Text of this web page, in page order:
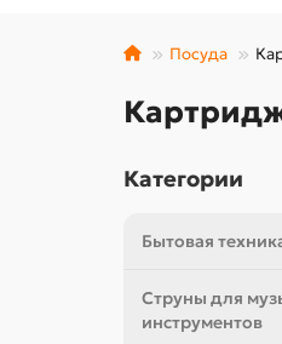
Посуда
Категории
Бытовая
Струны для
инструментов